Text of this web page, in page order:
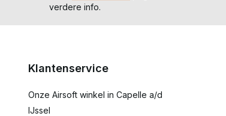
verdere info.
Klantenservice
Onze Airsoft winkel in Capelle a/d
IJssel